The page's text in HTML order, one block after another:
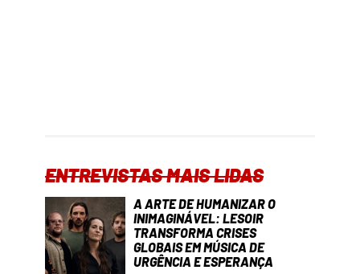
ENTREVISTAS MAIS LIDAS
A ARTE DE HUMANIZAR O
INIMAGINÁVEL: LESOIR
TRANSFORMA CRISES
GLOBAIS EM MÚSICA DE
URGÊNCIA E ESPERANÇA